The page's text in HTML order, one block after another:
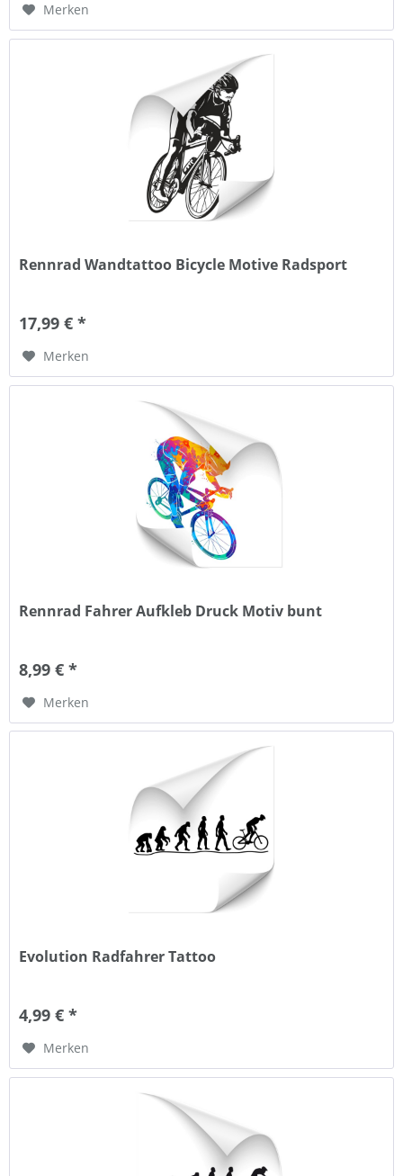
Merken
Rennrad Wandtattoo Bicycle Motive Radsport
17,99 € *
Merken
Rennrad Fahrer Aufkleb Druck Motiv bunt
8,99 € *
Merken
Evolution Radfahrer Tattoo
4,99 € *
Merken